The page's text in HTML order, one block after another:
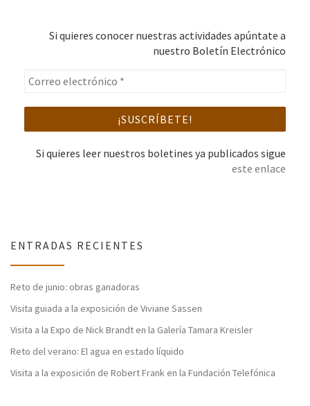
Si quieres conocer nuestras actividades apúntate a
nuestro Boletín Electrónico
Si quieres leer nuestros boletines ya publicados sigue
este enlace
ENTRADAS RECIENTES
Reto de junio: obras ganadoras
Visita guiada a la exposición de Viviane Sassen
Visita a la Expo de Nick Brandt en la Galería Tamara Kreisler
Reto del verano: El agua en estado líquido
Visita a la exposición de Robert Frank en la Fundación Telefónica